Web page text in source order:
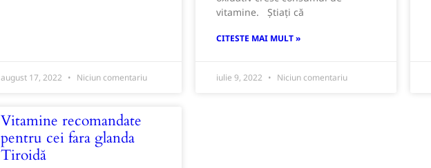
august 17, 2022 Niciun comentariu
vitamine. Știați că
CITESTE MAI MULT »
iulie 9, 2022 Niciun comentariu
Vitamine recomandate
pentru cei fara glanda
Tiroidă